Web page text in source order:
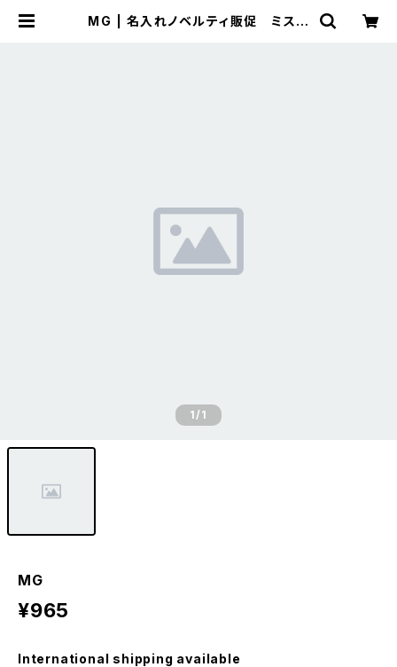
MG | 名入れノベルティ販促 ミスタ
1/1
MG
¥965
International shipping available